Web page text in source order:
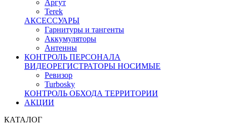
Аргут
Terek
АКСЕССУАРЫ
Гарнитуры и тангенты
Аккумуляторы
Антенны
КОНТРОЛЬ ПЕРСОНАЛА
ВИДЕОРЕГИСТРАТОРЫ НОСИМЫЕ
Ревизор
Turbosky
КОНТРОЛЬ ОБХОДА ТЕРРИТОРИИ
АКЦИИ
КАТАЛОГ